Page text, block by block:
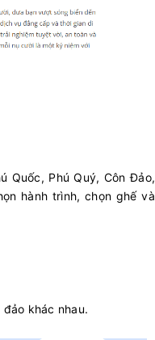
Quốc, Phú Quý, Côn Đảo,
hành trình, chọn ghế và
khác nhau.